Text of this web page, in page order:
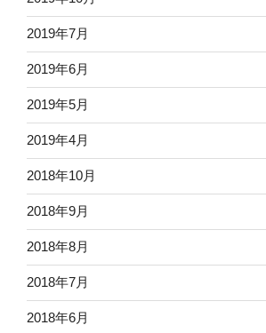
2019年7月
2019年6月
2019年5月
2019年4月
2018年10月
2018年9月
2018年8月
2018年7月
2018年6月